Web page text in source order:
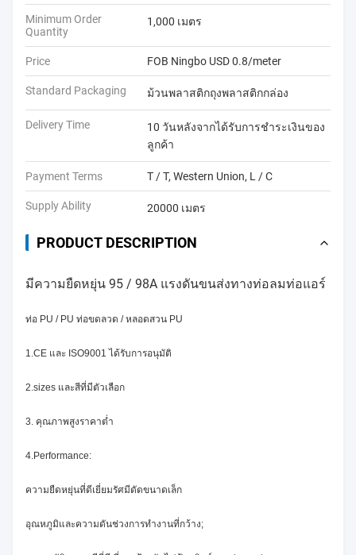
Minimum Order
Quantity
1,000 เมตร
Price FOB Ningbo USD 0.8/meter
Standard Packaging ม้วนพลาสติกถุงพลาสติกกล่อง
Delivery Time
10 วันหลังจากได้รับการชำระเงินของ
ลูกค้า
Payment Terms T / T, Western Union, L / C
Supply Ability 20000 เมตร
PRODUCT DESCRIPTION
มีความยืดหยุ่น 95 / 98A แรงดันขนส่งทางท่อลมท่อแอร์
ท่อ PU / PU ท่อขดลวด / หลอดสวน PU
1.CE และ ISO9001 ได้รับการอนุมัติ
2.sizes และสีที่มีตัวเลือก
3. คุณภาพสูงราคาต่ำ
4.Performance:
ความยืดหยุ่นที่ดีเยี่ยมรัศมีดัดขนาดเล็ก
อุณหภูมิและความดันช่วงการทำงานที่กว้าง;